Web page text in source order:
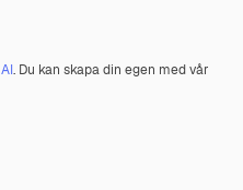
AI. Du kan skapa din egen med vår